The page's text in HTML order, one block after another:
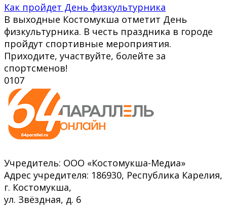
Как пройдет День физкультурника
В выходные Костомукша отметит День
физкультурника. В честь праздника в городе
пройдут спортивные мероприятия.
Приходите, участвуйте, болейте за
спортсменов!
0107
Учредитель: ООО «Костомукша-Медиа»
Адрес учредителя: 186930, Республика Карелия,
г. Костомукша,
ул. Звёздная, д. 6